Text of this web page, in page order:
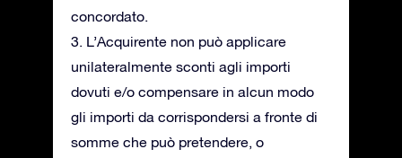
concordato.
3. L’Acquirente non può applicare
unilateralmente sconti agli importi
dovuti e/o compensare in alcun modo
gli importi da corrispondersi a fronte di
somme che può pretendere, o